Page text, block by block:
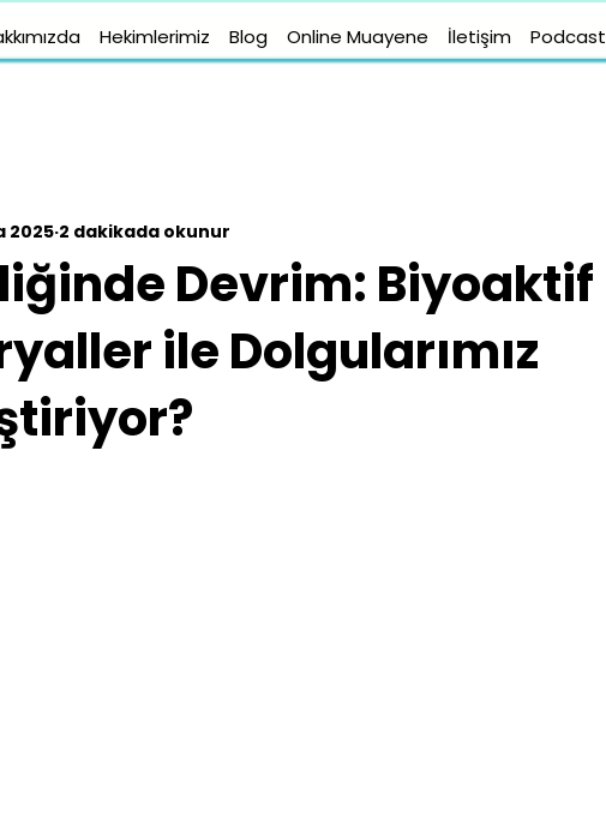
Hekimlerimiz Blog Online Muayene İletişim Podcast
Devrim: Biyoaktif
ile Dolgularımız
2025 2 dakikada okunur